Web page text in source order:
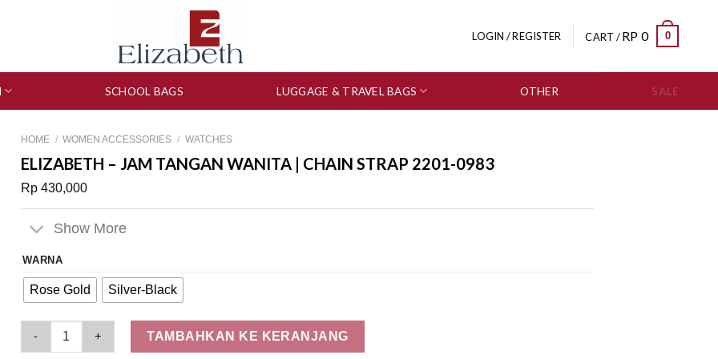
LOGIN / REGISTER CART /RP 0 0
SCHOOL BAGS LUGGAGE & TRAVEL BAGS OTHER SALE
HOME / WOMEN ACCESSORIES / WATCHES
ELIZABETH – JAM TANGAN WANITA | CHAIN STRAP 2201-0983
Rp 430,000
Show More
WARNA
Rose Gold Silver-Black
Elizabeth - Jam Tangan Wanita | Chain Strap 2201-0983 quantity
TAMBAHKAN KE KERANJANG